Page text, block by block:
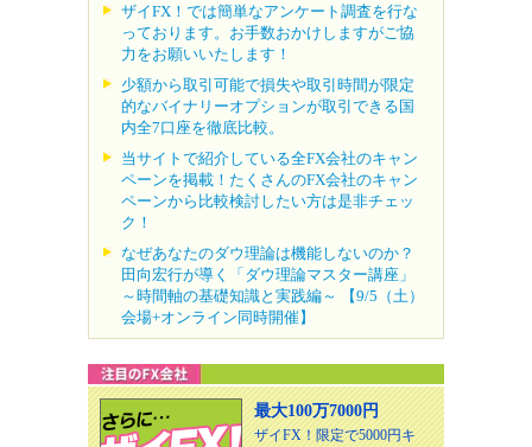
ザイFX！では簡単なアンケート調査を行な
っております。お手数おかけしますがご協
力をお願いいたします！
少額から取引可能で損失や取引時間が限定
的なバイナリーオプションが取引できる国
内全7口座を徹底比較。
当サイトで紹介している全FX会社のキャン
ペーンを掲載！たくさんのFX会社のキャン
ペーンから比較検討したい方は是非チェッ
ク！
なぜあなたのダウ理論は機能しないのか？
田向宏行が導く「ダウ理論マスター講座」
～時間軸の基礎知識と実践編～ 【9/5（土）
会場+オンライン同時開催】
最大100万7000円
ザイFX！限定で5000円キ